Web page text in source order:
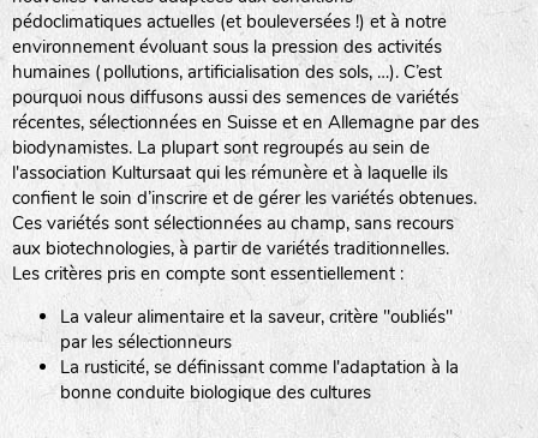
pédoclimatiques actuelles (et bouleversées !) et à notre
environnement évoluant sous la pression des activités
humaines (pollutions, artificialisation des sols, …). C’est
pourquoi nous diffusons aussi des semences de variétés
récentes, sélectionnées en Suisse et en Allemagne par des
biodynamistes. La plupart sont regroupés au sein de
l'association Kultursaat qui les rémunère et à laquelle ils
confient le soin d’inscrire et de gérer les variétés obtenues.
Ces variétés sont sélectionnées au champ, sans recours
aux biotechnologies, à partir de variétés traditionnelles.
Les critères pris en compte sont essentiellement :
La valeur alimentaire et la saveur, critère "oubliés"
par les sélectionneurs
La rusticité, se définissant comme l'adaptation à la
bonne conduite biologique des cultures
www.bingenheimersaatgut.de
DE BOLSTER (DBO)
www.bolster.nl
GRAINE DEL PAÏS (GDP)
www.grainesdelpais.com
JARDIN EN’VIE (JEV)
LA BOITE A GRAINES (LBAG)
1 : Numéro d’ordre du lot
A : Sans calibre.
G: Gros
M: Moyen calibre
P: Petit calibre
Légumes feuilles
Légumes racines
Plantes aromatiques